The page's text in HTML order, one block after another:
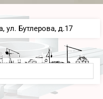
ул. Бутлерова, д.17